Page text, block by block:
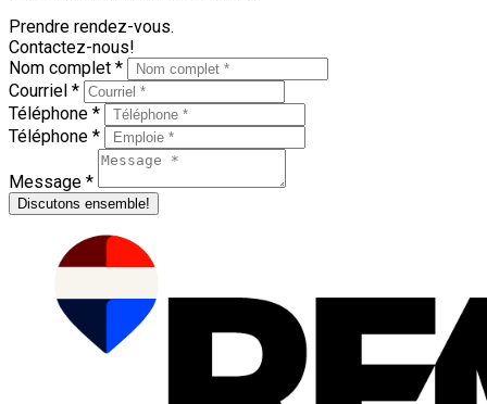
Prendre rendez-vous.
Contactez-nous!
Nom complet *
Courriel *
Téléphone *
Téléphone *
Message *
Discutons ensemble!